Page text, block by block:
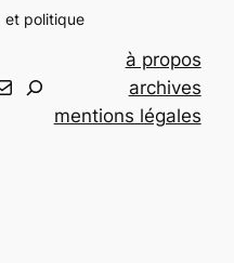
et politique
à propos
archives
mentions légales